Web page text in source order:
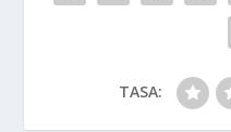
TASA: